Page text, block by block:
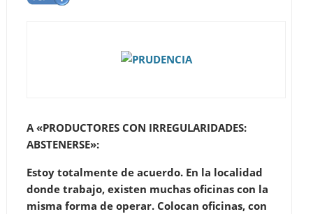
A «PRODUCTORES CON IRREGULARIDADES:
ABSTENERSE»:
Estoy totalmente de acuerdo. En la localidad
donde trabajo, existen muchas oficinas con la
misma forma de operar. Colocan oficinas, con